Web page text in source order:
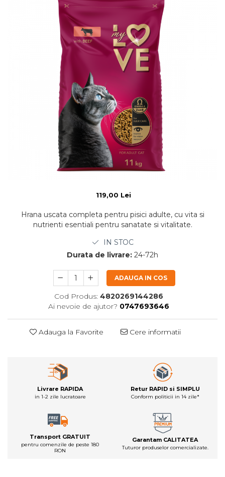
119,00 Lei
Hrana uscata completa pentru pisici adulte, cu vita si
nutrienti esentiali pentru sanatate si vitalitate.
IN STOC
Durata de livrare: 24-72h
ADAUGA IN COS
Cod Produs: 4820269144286
Ai nevoie de ajutor? 0747693646
Adauga la Favorite Cere informatii
Livrare RAPIDA
in 1-2 zile lucratoare
Retur RAPID si SIMPLU
Conform politicii in 14 zile*
Transport GRATUIT
pentru comenzile de peste 180
RON
Garantam CALITATEA
Tuturor produselor comercializate.